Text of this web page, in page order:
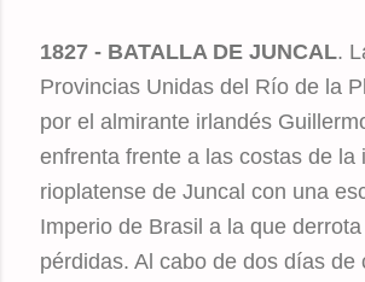
1827 - BATALLA DE JUNCAL.
Provincias Unidas del Río de la
por el almirante irlandés
enfrenta frente a las costas de la
rioplatense de Juncal con una
Imperio de Brasil a la que
pérdidas. Al cabo de dos días de